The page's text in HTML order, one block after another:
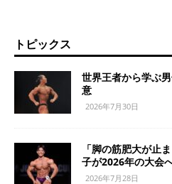
トピックス
世界王者から学ぶ
意
2026年7月30日
「脚の筋肥大が止
子が2026年の大会
2026年7月28日